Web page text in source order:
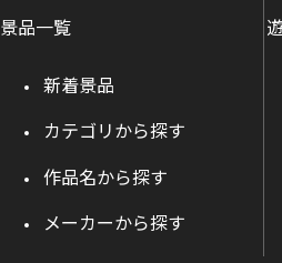
景品一覧
新着景品
カテゴリから探す
作品名から探す
メーカーから探す